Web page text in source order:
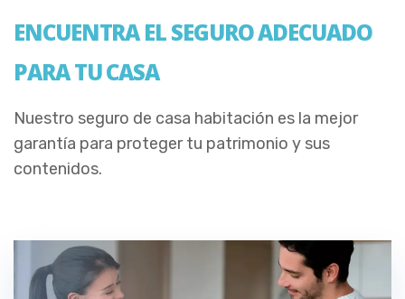
ENCUENTRA EL SEGURO ADECUADO
PARA TU CASA
Nuestro seguro de casa habitación es la mejor
garantía para proteger tu patrimonio y sus
contenidos.